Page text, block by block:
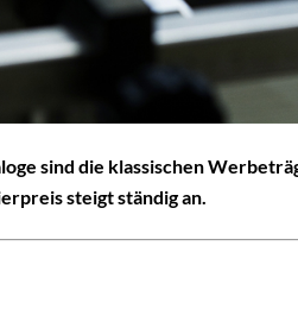
sind die klassischen
steigt ständig an.